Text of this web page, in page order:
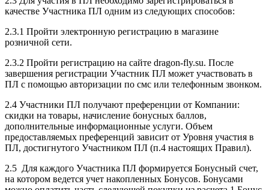
качестве Участника ПЛ одним из следующих способов:
2.3.1 Пройти электронную регистрацию в магазине
розничной сети.
2.3.2 Пройти регистрацию на сайте dragon-fly.su. После
завершения регистрации Участник ПЛ может участвовать в
ПЛ с помощью авторизации по смс или телефонным звонком.
2.4 Участники ПЛ получают преференции от Компании:
скидки на товары, начисление бонусных баллов,
дополнительные информационные услуги. Объем
предоставляемых преференций зависит от Уровня участия в
ПЛ, достигнутого Участником ПЛ (п.4 настоящих Правил).
2.5 Для каждого Участника ПЛ формируется Бонусный счет,
на котором ведется учет накопленных Бонусов. Бонусами